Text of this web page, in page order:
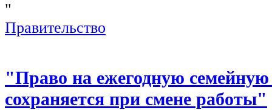
"
Правительство
"Право на ежегодную
сохраняется при смене работы"